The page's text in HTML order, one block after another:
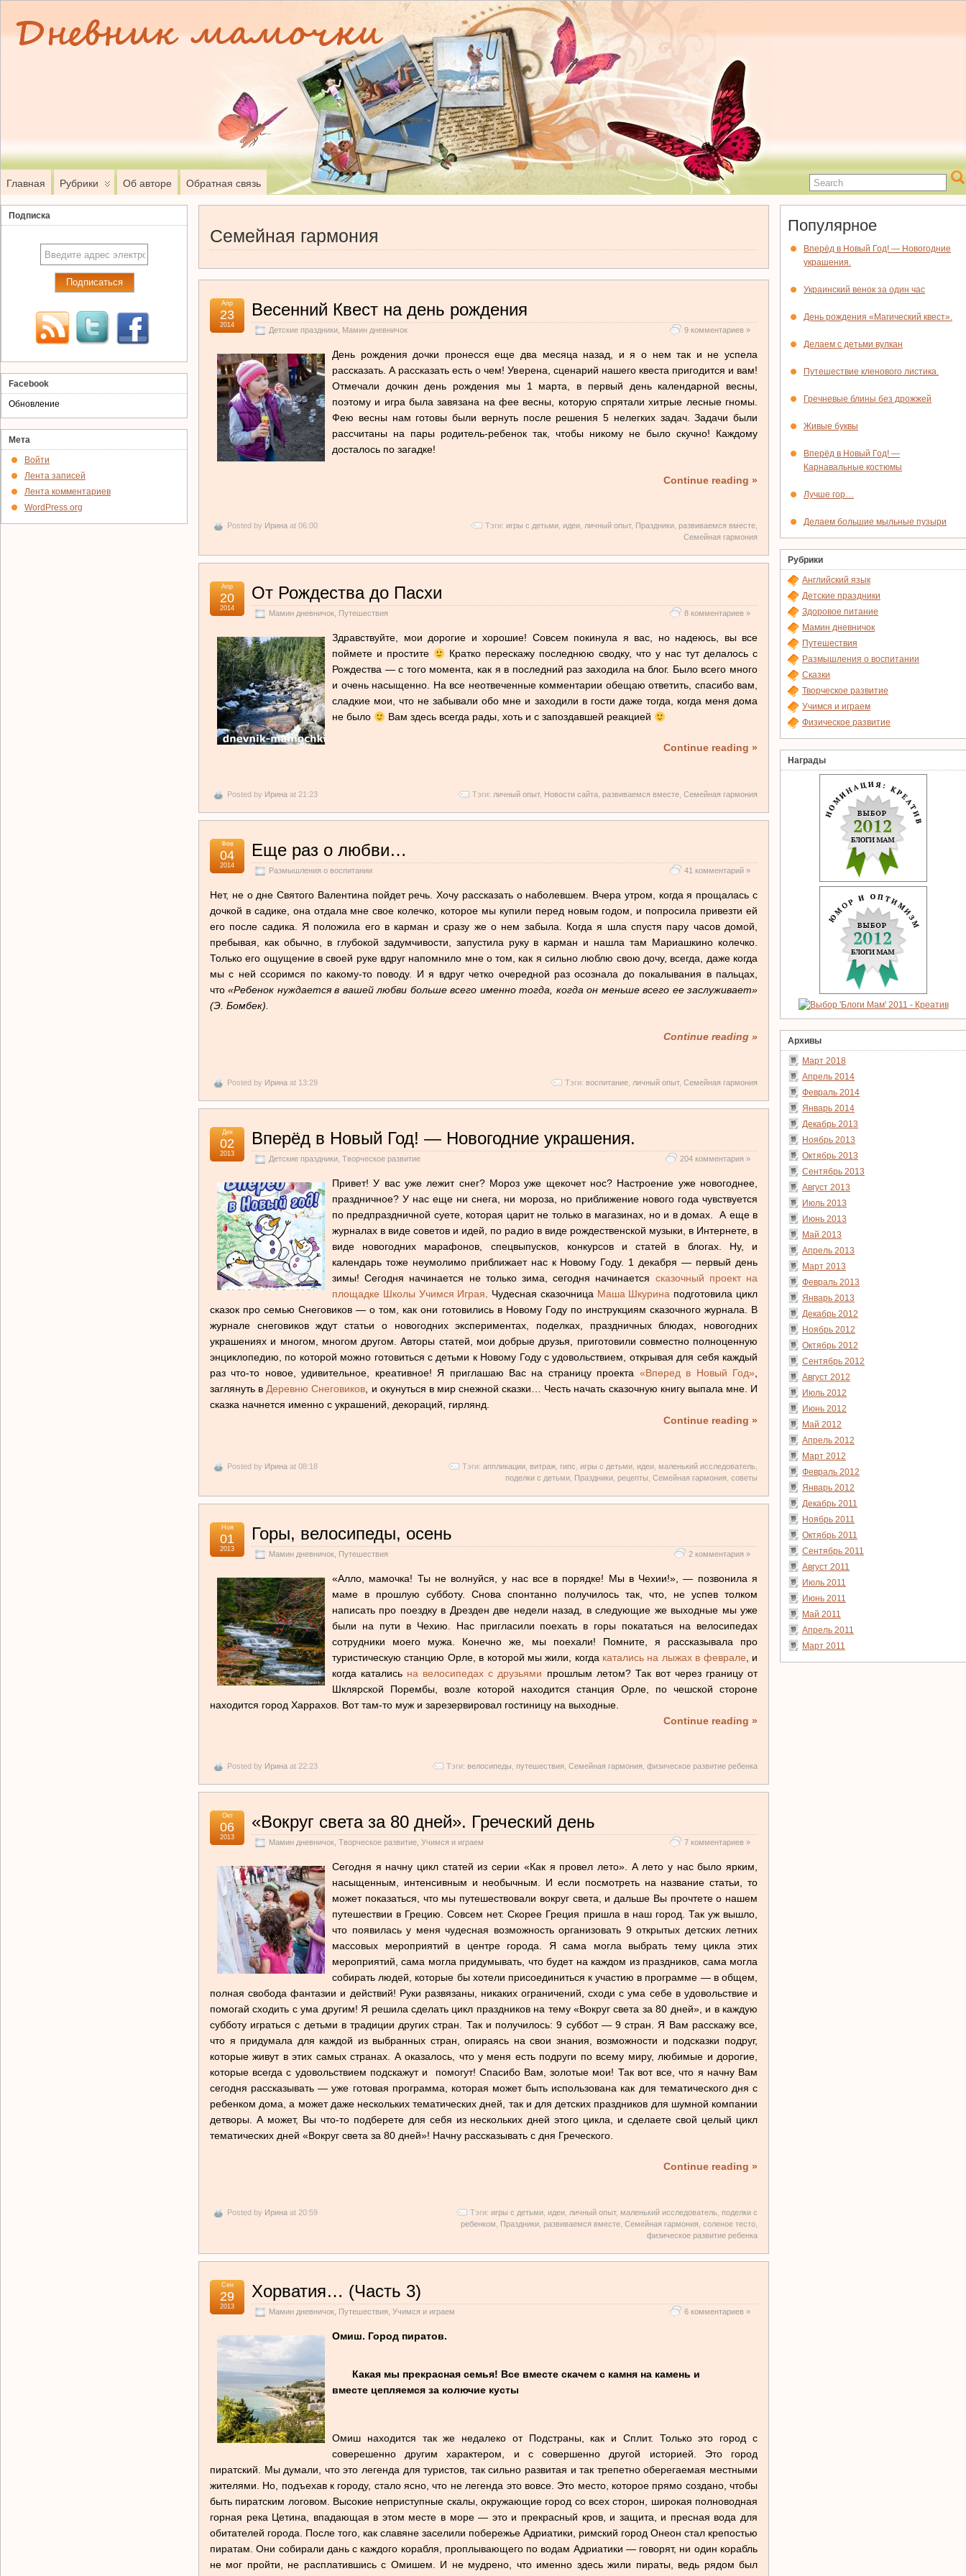
Главная Рубрики Об авторе Обратная связь
Семейная гармония
Весенний Квест на день рождения
Детские праздники Мамин дневничок 9 комментариев »
Апр
23
2014
День рождения дочки пронесся еще два месяца назад, и я о нем так и не успела
рассказать. А рассказать есть о чем! Уверена, сценарий нашего квеста пригодится и вам!
Отмечали дочкин день рождения мы 1 марта, в первый день календарной весны,
поэтому и игра была завязана на фее весны, которую спрятали хитрые лесные гномы.
Фею весны нам готовы были вернуть после решения 5 нелегких задач. Задачи были
рассчитаны на пары родитель-ребенок так, чтобы никому не было скучно! Каждому
досталось по загадке!
Continue reading »
Posted by Ирина at 06:00 Тэги: игры с детьми идеи личный опыт, Праздники развиваемся вместе
Семейная гармония
От Рождества до Пасхи
Мамин дневничок Путешествия 8 комментариев »
Апр
20
2014
Здравствуйте, мои дорогие и хорошие! Совсем покинула я вас, но надеюсь, вы все
поймете и простите
Кратко перескажу последнюю сводку, что у нас тут делалось с
Рождества — с того момента, как я в последний раз заходила на блог. Было всего много
и очень насыщенно. На все неотвеченные комментарии обещаю ответить, спасибо вам,
сладкие мои, что не забывали обо мне и заходили в гости даже тогда, когда меня дома
не было
Вам здесь всегда рады, хоть и с запоздавшей реакцией
Continue reading »
Posted by Ирина at 21:23 Тэги: личный опыт, Новости сайта развиваемся вместе Семейная гармония
Еще раз о любви…
Размышления о воспитании 41 комментарий »
Фев
04
2014
Нет, не о дне Святого Валентина пойдет речь. Хочу рассказать о наболевшем. Вчера утром, когда я прощалась с
дочкой в садике, она отдала мне свое колечко, которое мы купили перед новым годом, и попросила привезти ей
его после садика. Я положила его в карман и сразу же о нем забыла. Когда я шла спустя пару часов домой,
пребывая, как обычно, в глубокой задумчивости, запустила руку в карман и нашла там Мариашкино колечко.
Только его ощущение в своей руке вдруг напомнило мне о том, как я сильно люблю свою дочу, всегда, даже когда
мы с ней ссоримся по какому-то поводу. И я вдруг четко очередной раз осознала до покалывания в пальцах,
что«Ребенок нуждается в вашей любви больше всего именно тогда, когда он меньше всего ее заслуживает»
(Э. Бомбек).
Continue reading »
Posted by Ирина at 13:29 Тэги: воспитание личный опыт, Семейная гармония
Вперёд в Новый Год! — Новогодние украшения.
Детские праздники Творческое развитие 204 комментария »
Дек
02
2013
Привет! У вас уже лежит снег? Мороз уже щекочет нос? Настроение уже новогоднее,
праздничное? У нас еще ни снега, ни мороза, но приближение нового года чувствуется
по предпраздничной суете, которая царит не только в магазинах, но и в домах. А еще в
журналах в виде советов и идей, по радио в виде рождественской музыки, в Интернете, в
виде новогодних марафонов, спецвыпусков, конкурсов и статей в блогах. Ну, и
календарь тоже неумолимо приближает нас к Новому Году. 1 декабря — первый день
зимы! Сегодня начинается не только зима, сегодня начинается сказочный проект на
площадке Школы Учимся Играя . Чудесная сказочница Маша Шкурина подготовила цикл
сказок про семью Снеговиков — о том, как они готовились в Новому Году по инструкциям сказочного журнала. В
журнале снеговиков ждут статьи о новогодних экспериментах, поделках, праздничных блюдах, новогодних
украшениях и многом, многом другом. Авторы статей, мои добрые друзья, приготовили совместно полноценную
энциклопедию, по которой можно готовиться с детьми к Новому Году с удовольствием, открывая для себя каждый
раз что-то новое, удивительное, креативное! Я приглашаю Вас на страницу проекта «Вперед в Новый Год»
заглянуть в Деревню Снеговиков , и окунуться в мир снежной сказки… Честь начать сказочную книгу выпала мне. И
сказка начнется именно с украшений, декораций, гирлянд.
Continue reading »
Posted by Ирина at 08:18 Тэги: аппликации витраж гипс игры с детьми идеи маленький исследователь
поделки с детьми Праздники рецепты Семейная гармония советы
Горы, велосипеды, осень
Мамин дневничок Путешествия 2 комментария »
Ноя
01
2013
«Алло, мамочка! Ты не волнуйся, у нас все в порядке! Мы в Чехии!», — позвонила я
маме в прошлую субботу. Снова спонтанно получилось так, что, не успев толком
написать про поездку в Дрезден две недели назад, в следующие же выходные мы уже
были на пути в Чехию. Нас пригласили поехать в горы покататься на велосипедах
сотрудники моего мужа. Конечно же, мы поехали! Помните, я рассказывала про
туристическую станцию Орле, в которой мы жили, когда катались на лыжах в феврале , и
когда катались на велосипедах с друзьями прошлым летом? Так вот через границу от
Шклярской Порембы, возле которой находится станция Орле, по чешской стороне
находится город Харрахов. Вот там-то муж и зарезервировал гостиницу на выходные.
Continue reading »
Posted by Ирина at 22:23 Тэги: велосипеды путешествия Семейная гармония физическое развитие ребенка
«Вокруг света за 80 дней». Греческий день
Мамин дневничок Творческое развитие Учимся и играем 7 комментариев »
Окт
06
2013
Сегодня я начну цикл статей из серии «Как я провел лето». А лето у нас было ярким,
насыщенным, интенсивным и необычным. И если посмотреть на название статьи, то
может показаться, что мы путешествовали вокруг света, и дальше Вы прочтете о нашем
путешествии в Грецию. Совсем нет. Скорее Греция пришла в наш город. Так уж вышло,
что появилась у меня чудесная возможность организовать 9 открытых детских летних
массовых мероприятий в центре города. Я сама могла выбрать тему цикла этих
мероприятий, сама могла придумывать, что будет на каждом из праздников, сама могла
собирать людей, которые бы хотели присоединиться к участию в программе — в общем,
полная свобода фантазии и действий! Руки развязаны, никаких ограничений, сходи с ума себе в удовольствие и
помогай сходить с ума другим! Я решила сделать цикл праздников на тему «Вокруг света за 80 дней», и в каждую
субботу играться с детьми в традиции других стран. Так и получилось: 9 суббот — 9 стран. Я Вам расскажу все,
что я придумала для каждой из выбранных стран, опираясь на свои знания, возможности и подсказки подруг,
которые живут в этих самых странах. А оказалось, что у меня есть подруги по всему миру, любимые и дорогие,
которые всегда с удовольствием подскажут и помогут! Спасибо Вам, золотые мои! Так вот все, что я начну Вам
сегодня рассказывать — уже готовая программа, которая может быть использована как для тематического дня с
ребенком дома, а может даже нескольких тематических дней, так и для детских праздников для шумной компании
детворы. А может, Вы что-то подберете для себя из нескольких дней этого цикла, и сделаете свой целый цикл
тематических дней «Вокруг света за 80 дней»! Начну рассказывать с дня Греческого.
Continue reading »
Posted by Ирина at 20:59 Тэги: игры с детьми идеи личный опыт, маленький исследователь поделки с
ребенком
Праздники развиваемся вместе Семейная гармония соленое тесто
физическое развитие ребенка
Хорватия… (Часть 3)
Мамин дневничок Путешествия Учимся и играем 6 комментариев »
Сен
29
2013
Омиш. Город пиратов.
Какая мы прекрасная семья! Все вместе скачем с камня на камень и
вместе цепляемся за колючие кусты
Омиш находится так же недалеко от Подстраны, как и Сплит. Только это город с
соверешенно другим характером, и с совершенно другой историей. Это город
пиратский. Мы думали, что это легенда для туристов, так сильно развитая и так трепетно оберегаемая местными
жителями. Но, подъехав к городу, стало ясно, что не легенда это вовсе. Это место, которое прямо создано, чтобы
быть пиратским логовом. Высокие неприступные скалы, окружающие город со всех сторон, широкая полноводная
горная река Цетина, впадающая в этом месте в море — это и прекрасный кров, и защита, и пресная вода для
обитателей города. После того, как славяне заселили побережье Адриатики, римский город Онеон стал крепостью
пиратам. Они собирали дань с каждого корабля, проплывающего по водам Адриатики — говорят, ни один корабль
не мог пройти, не расплатившись с Омишем. И не мудрено, что именно здесь жили пираты, ведь рядом был
Подписка
Facebook
Обновление
Мета
Войти
Лента записей
Лента комментариев
WordPress.org
Популярное
Вперёд в Новый Год! — Новогодние
украшения.
Украинский венок за один час
День рождения «Магический квест».
Делаем с детьми вулкан
Путешествие кленового листика.
Гречневые блины без дрожжей
Живые буквы
Вперёд в Новый Год! —
Карнавальные костюмы
Лучше гор…
Делаем большие мыльные пузыри
Рубрики
Английский язык
Детские праздники
Здоровое питание
Мамин дневничок
Путешествия
Размышления о воспитании
Сказки
Творческое развитие
Учимся и играем
Физическое развитие
Награды
Архивы
Март 2018
Апрель 2014
Февраль 2014
Январь 2014
Декабрь 2013
Ноябрь 2013
Октябрь 2013
Сентябрь 2013
Август 2013
Июль 2013
Июнь 2013
Май 2013
Апрель 2013
Март 2013
Февраль 2013
Январь 2013
Декабрь 2012
Ноябрь 2012
Октябрь 2012
Сентябрь 2012
Август 2012
Июль 2012
Июнь 2012
Май 2012
Апрель 2012
Март 2012
Февраль 2012
Январь 2012
Декабрь 2011
Ноябрь 2011
Октябрь 2011
Сентябрь 2011
Август 2011
Июль 2011
Июнь 2011
Май 2011
Апрель 2011
Март 2011